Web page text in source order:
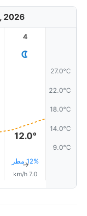
2026
27.0°C
22.0°C
18.0°C
14.0°C
9.0°C
4
12.0°
12% مطر↑
7.0 km/h